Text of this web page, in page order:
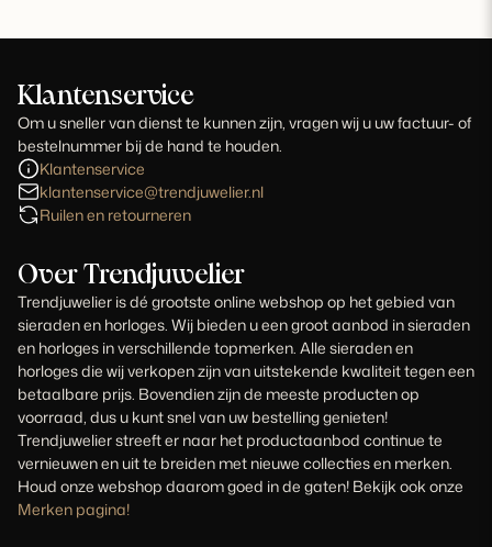
Klantenservice
Om u sneller van dienst te kunnen zijn, vragen wij u uw factuur- of
bestelnummer bij de hand te houden.
Klantenservice
klantenservice@trendjuwelier.nl
Ruilen en retourneren
Over Trendjuwelier
Trendjuwelier is dé grootste online webshop op het gebied van
sieraden en horloges. Wij bieden u een groot aanbod in sieraden
en horloges in verschillende topmerken. Alle sieraden en
horloges die wij verkopen zijn van uitstekende kwaliteit tegen een
betaalbare prijs. Bovendien zijn de meeste producten op
voorraad, dus u kunt snel van uw bestelling genieten!
Trendjuwelier streeft er naar het productaanbod continue te
vernieuwen en uit te breiden met nieuwe collecties en merken.
Houd onze webshop daarom goed in de gaten! Bekijk ook onze
Merken pagina!